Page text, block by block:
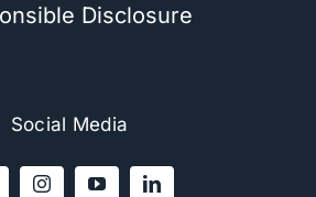
Disclosure
Social Media